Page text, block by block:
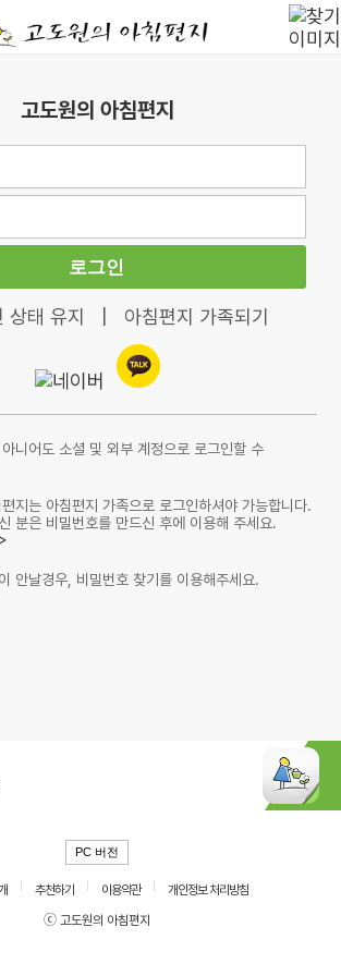
고도원의 아침편지
로그인
상태 유지 아침편지 가족되기
니어도 소셜 및 외부 계정으로 로그인할 수
지는 아침편지 가족으로 로그인하셔야 가능합니다.
분은 비밀번호를 만드신 후에 이용해 주세요.
안날경우, 비밀번호 찾기를 이용해주세요.
PC 버전
추천하기 이용약관
개인정보 처리방침
ⓒ 고도원의 아침편지